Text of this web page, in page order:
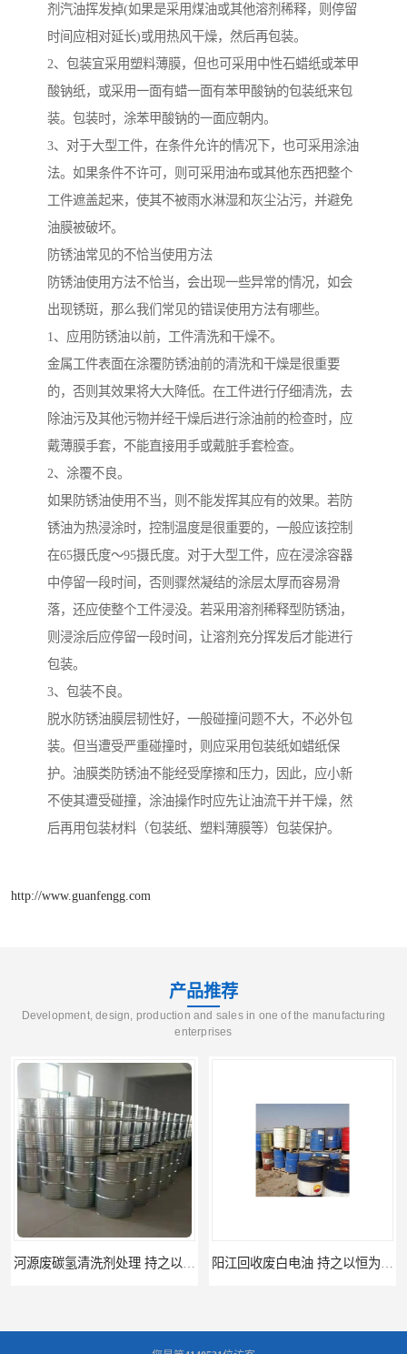
剂汽油挥发掉(如果是采用煤油或其他溶剂稀释，则停留
时间应相对延长)或用热风干燥，然后再包装。
2、包装宜采用塑料薄膜，但也可采用中性石蜡纸或苯甲
酸钠纸，或采用一面有蜡一面有苯甲酸钠的包装纸来包
装。包装时，涂苯甲酸钠的一面应朝内。
3、对于大型工件，在条件允许的情况下，也可采用涂油
法。如果条件不许可，则可采用油布或其他东西把整个
工件遮盖起来，使其不被雨水淋湿和灰尘沾污，并避免
油膜被破坏。
防锈油常见的不恰当使用方法
防锈油使用方法不恰当，会出现一些异常的情况，如会
出现锈斑，那么我们常见的错误使用方法有哪些。
1、应用防锈油以前，工件清洗和干燥不。
金属工件表面在涂覆防锈油前的清洗和干燥是很重要
的，否则其效果将大大降低。在工件进行仔细清洗，去
除油污及其他污物并经干燥后进行涂油前的检查时，应
戴薄膜手套，不能直接用手或戴脏手套检查。
2、涂覆不良。
如果防锈油使用不当，则不能发挥其应有的效果。若防
锈油为热浸涂时，控制温度是很重要的，一般应该控制
在65摄氏度～95摄氏度。对于大型工件，应在浸涂容器
中停留一段时间，否则骤然凝结的涂层太厚而容易滑
落，还应使整个工件浸没。若采用溶剂稀释型防锈油，
则浸涂后应停留一段时间，让溶剂充分挥发后才能进行
包装。
3、包装不良。
脱水防锈油膜层韧性好，一般碰撞问题不大，不必外包
装。但当遭受严重碰撞时，则应采用包装纸如蜡纸保
护。油膜类防锈油不能经受摩擦和压力，因此，应小新
不使其遭受碰撞，涂油操作时应先让油流干并干燥，然
后再用包装材料（包装纸、塑料薄膜等）包装保护。
http://www.guanfengg.com
产品推荐
Development, design, production and sales in one of the manufacturing
enterprises
河源废碳氢清洗剂处理 持之以恒为客户服务 阳江回收废白电油 持之以恒为客户服务